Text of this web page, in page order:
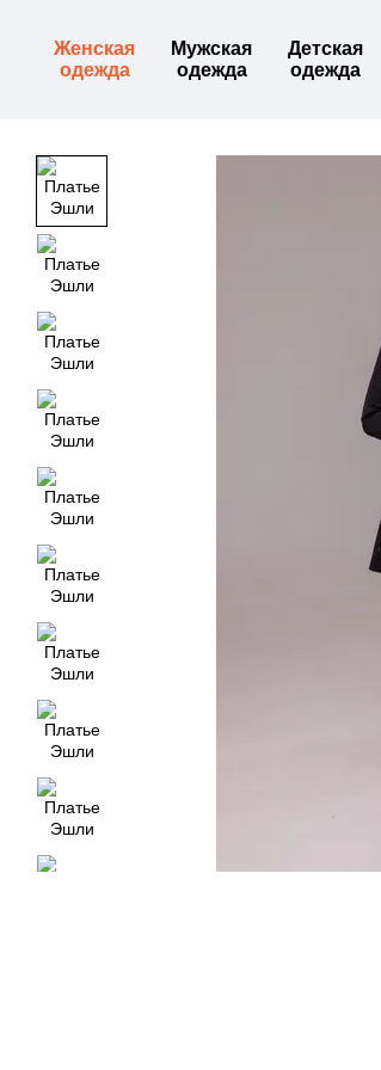
Женская
одежда
Мужская
одежда
Детская
одежда